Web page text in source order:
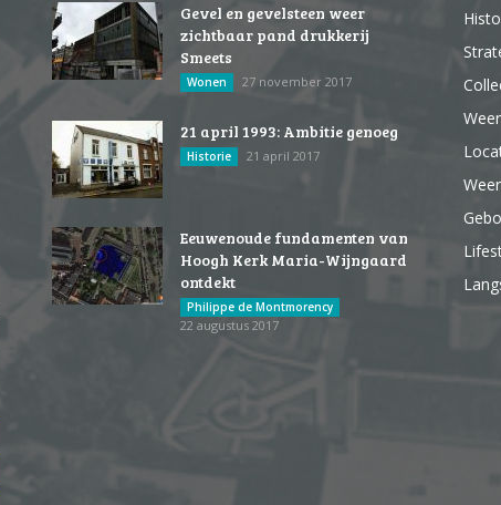
Gevel en gevelsteen weer
zichtbaar pand drukkerij
Smeets
Wonen 27 november 2017
21 april 1993: Ambitie genoeg
Historie 21 april 2017
Eeuwenoude fundamenten van
Hoogh Kerk Maria-Wijngaard
ontdekt
Philippe de Montmorency
22 augustus 2017